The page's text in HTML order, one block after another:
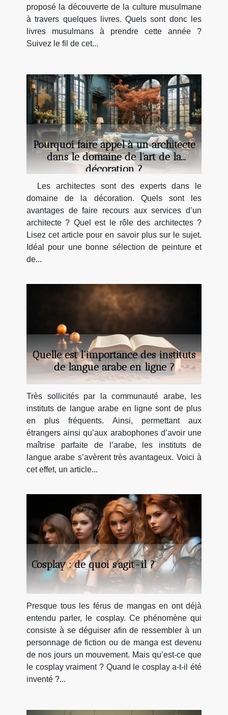
proposé la découverte de la culture musulmane
à travers quelques livres. Quels sont donc les
livres musulmans à prendre cette année ?
Suivez le fil de cet...
Pourquoi faire appel à un architecte
dans le domaine de l’art de la
décoration ?
Les architectes sont des experts dans le
domaine de la décoration. Quels sont les
avantages de faire recours aux services d’un
architecte ? Quel est le rôle des architectes ?
Lisez cet article pour en savoir plus sur le sujet.
Idéal pour une bonne sélection de peinture et
de...
Quelle est l’importance des instituts
de langue arabe en ligne ?
Très sollicités par la communauté arabe, les
instituts de langue arabe en ligne sont de plus
en plus fréquents. Ainsi, permettant aux
étrangers ainsi qu’aux arabophones d’avoir une
maîtrise parfaite de l’arabe, les instituts de
langue arabe s’avèrent très avantageux. Voici à
cet effet, un article...
Cosplay : de quoi s’agit-il ?
Presque tous les férus de mangas en ont déjà
entendu parler, le cosplay. Ce phénomène qui
consiste à se déguiser afin de ressembler à un
personnage de fiction ou de manga est devenu
de nos jours un mouvement. Mais qu’est-ce que
le cosplay vraiment ? Quand le cosplay a-t-il été
inventé ?...